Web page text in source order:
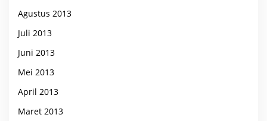
Agustus 2013
Juli 2013
Juni 2013
Mei 2013
April 2013
Maret 2013